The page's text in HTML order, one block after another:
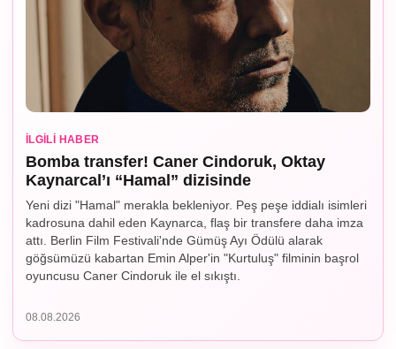
İLGILI HABER
Bomba transfer! Caner Cindoruk, Oktay
Kaynarcal’ı “Hamal” dizisinde
Yeni dizi "Hamal" merakla bekleniyor. Peş peşe iddialı isimleri
kadrosuna dahil eden Kaynarca, flaş bir transfere daha imza
attı. Berlin Film Festivali'nde Gümüş Ayı Ödülü alarak
göğsümüzü kabartan Emin Alper'in "Kurtuluş" filminin başrol
oyuncusu Caner Cindoruk ile el sıkıştı.
08.08.2026